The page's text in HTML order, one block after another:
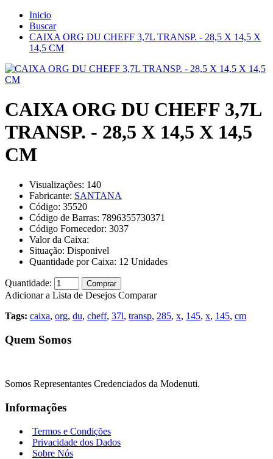
Inicio
Buscar
CAIXA ORG DU CHEFF 3,7L TRANSP. - 28,5 X 14,5 X
14,5 CM
CAIXA ORG DU CHEFF 3,7L
TRANSP. - 28,5 X 14,5 X 14,5
CM
Visualizações: 140
Fabricante: SANTANA
Código: 35520
Código de Barras: 7896355730371
Código Fornecedor: 3037
Valor da Caixa:
Situação: Disponivel
Quantidade por Caixa: 12 Unidades
Quantidade: Comprar
Adicionar a Lista de Desejos Comparar
Tags: caixa, org, du, cheff, 37l, transp, 285, x, 145, x, 145, cm
Quem Somos
Somos Representantes Credenciados da Modenuti.
Informações
Termos e Condições
Privacidade dos Dados
Sobre Nós